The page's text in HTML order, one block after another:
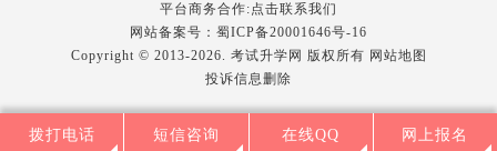
平台商务合作:点击联系我们
网站备案号： 蜀ICP备20001646号-16
Copyright © 2013-2026. 考试升学网 版权所有 网站地图
投诉信息删除
拨打电话 短信咨询 在线QQ 网上报名